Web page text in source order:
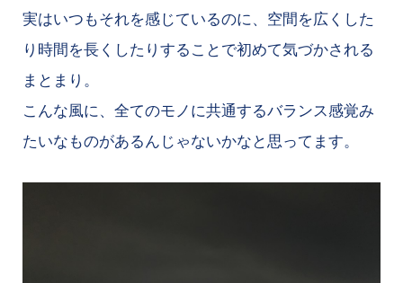
実はいつもそれを感じているのに、空間を広くした
り時間を長くしたりすることで初めて気づかされる
まとまり。
こんな風に、全てのモノに共通するバランス感覚み
たいなものがあるんじゃないかなと思ってます。